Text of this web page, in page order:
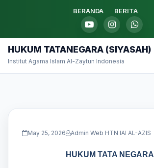
BERANDA BERITA
HUKUM TATANEGARA (SIYASAH)
Institut Agama Islam Al-Zaytun Indonesia
May 25, 2026 Admin Web HTN IAI AL-AZIS
HUKUM TATA NEGARA